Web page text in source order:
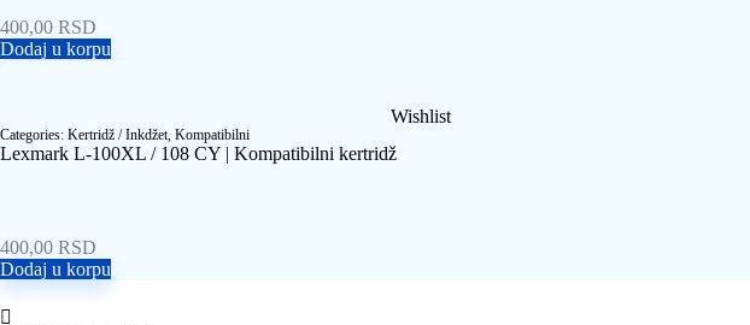
400,00 RSD
Dodaj u korpu
Wishlist
Categories: Kertridž / Inkdžet, Kompatibilni
Lexmark L-100XL / 108 CY | Kompatibilni kertridž
400,00 RSD
Dodaj u korpu